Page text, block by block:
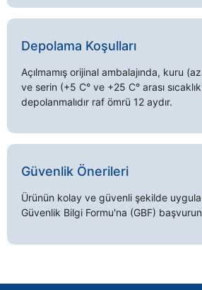
Depolama Koşulları
Açılmamış orijinal ambalajında, kuru
ve serin (+5 C° ve +25 C° arası
depolanmalıdır raf ömrü 12 aydır.
Güvenlik Önerileri
Ürünün kolay ve güvenli şekilde
Güvenlik Bilgi Formu'na (GBF)